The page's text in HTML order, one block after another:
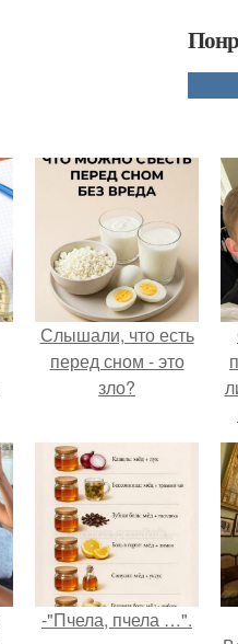
Слышали, что есть
перед сном - это
зло?
-"Пчела, пчела …".